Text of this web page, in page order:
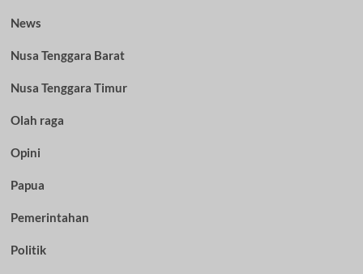
News
Nusa Tenggara Barat
Nusa Tenggara Timur
Olah raga
Opini
Papua
Pemerintahan
Politik